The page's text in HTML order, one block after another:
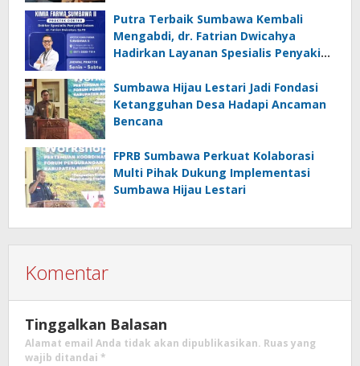
Putra Terbaik Sumbawa Kembali
Mengabdi, dr. Fatrian Dwicahya
Hadirkan Layanan Spesialis Penyakit
Sumbawa Hijau Lestari Jadi Fondasi
Ketangguhan Desa Hadapi Ancaman
Bencana
FPRB Sumbawa Perkuat Kolaborasi
Multi Pihak Dukung Implementasi
Sumbawa Hijau Lestari
Komentar
Tinggalkan Balasan
Alamat email Anda tidak akan dipublikasikan. Ruas yang
wajib ditandai *